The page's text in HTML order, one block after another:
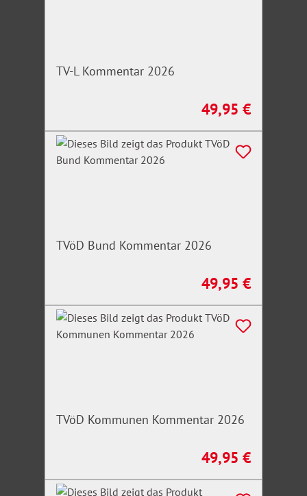
TV-L Kommentar 2026
Regulärer Preis:
49,95 €
TVöD Bund Kommentar 2026
Regulärer Preis:
49,95 €
TVöD Kommunen Kommentar 2026
Regulärer Preis:
49,95 €